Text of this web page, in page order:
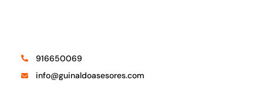
916650069
info@guinaldoasesores.com